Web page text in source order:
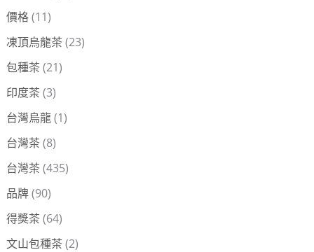
價格(11)
凍頂烏龍茶 (23)
包種茶 (21)
印度茶 (3)
台灣烏龍(1)
台灣茶 (8)
台灣茶 (435)
品牌(90)
得獎茶 (64)
文山包種茶 (2)